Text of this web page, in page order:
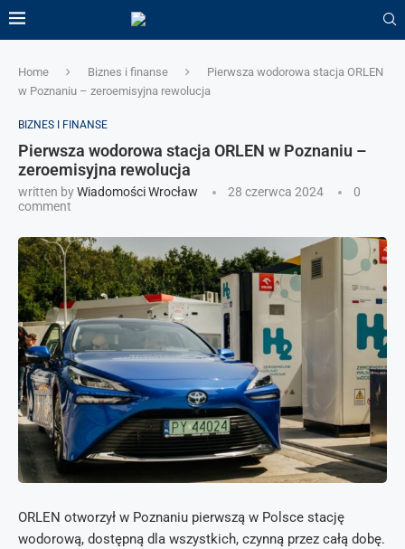
Home Biznes i finanse
Pierwsza wodorowa stacja ORLEN
w Poznaniu – zeroemisyjna rewolucja
BIZNES I FINANSE
Pierwsza wodorowa stacja ORLEN w Poznaniu –
zeroemisyjna rewolucja
written byWiadomości Wrocław 28 czerwca 2024
0
comment
ORLEN otworzył w Poznaniu pierwszą w Polsce stację
wodorową, dostępną dla wszystkich, czynną przez całą dobę.